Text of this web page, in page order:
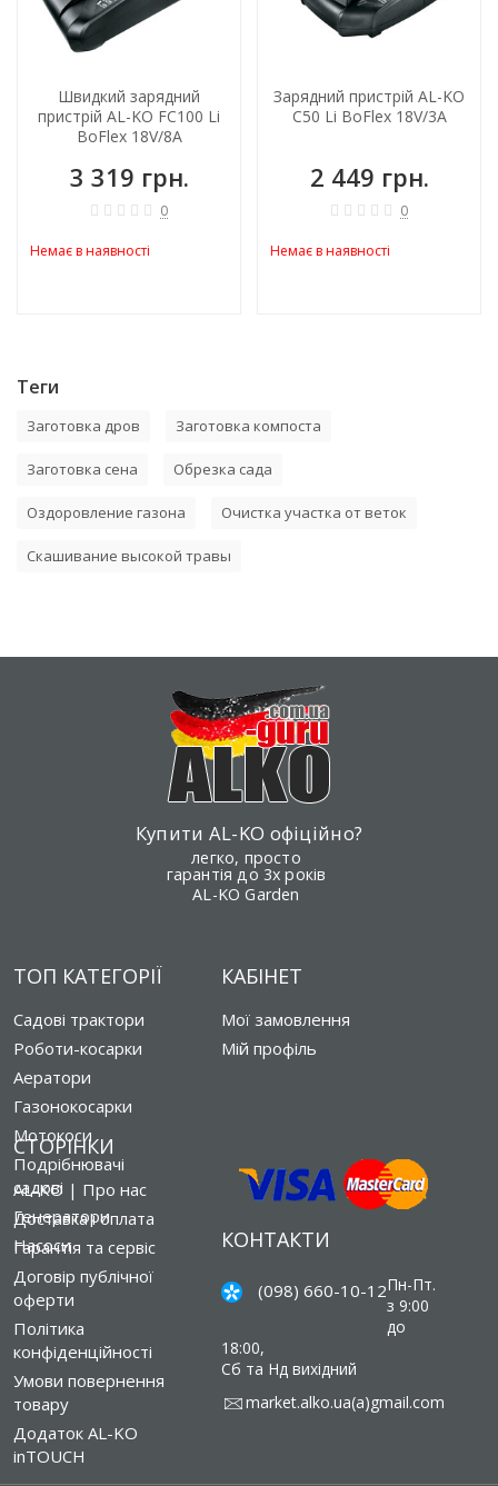
Швидкий зарядний
пристрій AL-KO FC100 Li
BoFlex 18V/8A
3 319 грн.
0
Немає в наявності
Зарядний пристрій AL-KO
C50 Li BoFlex 18V/3A
2 449 грн.
0
Немає в наявності
Теги
Заготовка дров Заготовка компоста
Заготовка сена Обрезка сада
Оздоровление газона Очистка участка от веток
Скашивание высокой травы
Купити AL-KO офіційно?
легко, просто
гарантія до 3х років
AL-KO Garden
ТОП КАТЕГОРІЇ
Садові трактори
Роботи-косарки
Аератори
Газонокосарки
Мотокоси
Подрібнювачі
садові
Генератори
Насоси
СТОРІНКИ
AL-KO | Про нас
Доставка і оплата
Гарантія та сервіс
Договір публічної
оферти
Політика
конфіденційності
Умови повернення
товару
Додаток AL-KO
inTOUCH
КАБІНЕТ
Мої замовлення
Мій профіль
КОНТАКТИ
(098) 660-10-12Пн-Пт.
з 9:00
до
18:00,
Сб та Нд вихідний
market.alko.ua(a)gmail.com